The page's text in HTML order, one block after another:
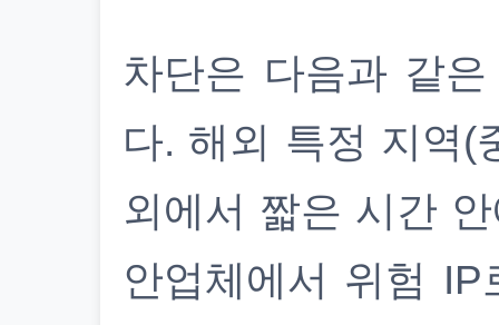
차단은 다음과 같
다. 해외 특정 지역(
외에서 짧은 시간
안업체에서 위험